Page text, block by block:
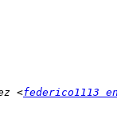
<federico1113